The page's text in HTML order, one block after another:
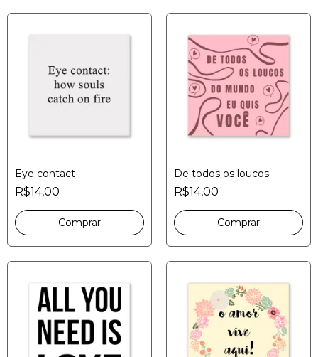
Eye contact
R$14,00
De todos os loucos
R$14,00